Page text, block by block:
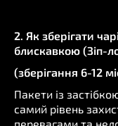
2. Як зберігати
блискавкою (Зіп-
(зберігання 6-12
Пакети із
самий рівень